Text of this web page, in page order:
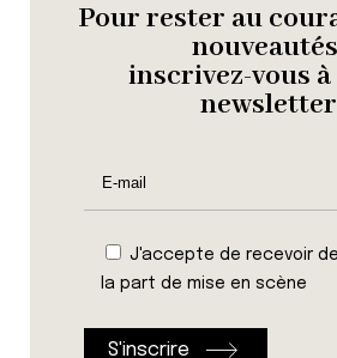
Pour rester au
inscrivez-vous
newsletter
J'accepte de recevoir
la part de mise en scène